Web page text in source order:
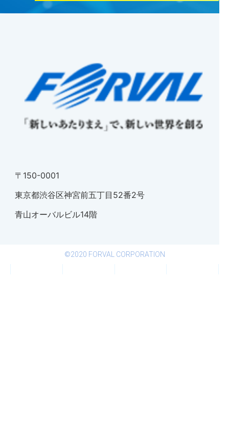
〒150-0001
東京都渋谷区神宮前五丁目52番2号
青山オーバルビル14階
©2020 FORVAL CORPORATION